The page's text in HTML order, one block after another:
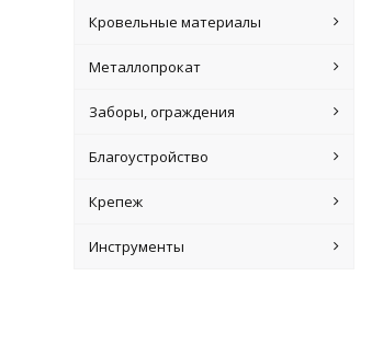
Кровельные материалы
Металлопрокат
Заборы, ограждения
Благоустройство
Крепеж
Инструменты